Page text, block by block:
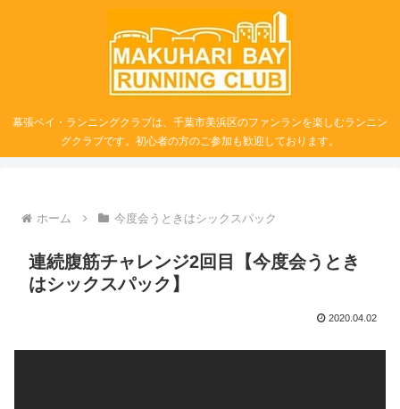
幕張ベイ・ランニングクラブは、千葉市美浜区のファンランを楽しむランニン
グクラブです。初心者の方のご参加も歓迎しております。
ホーム 今度会うときはシックスパック
連続腹筋チャレンジ2回目【今度会うとき
はシックスパック】
2020.04.02